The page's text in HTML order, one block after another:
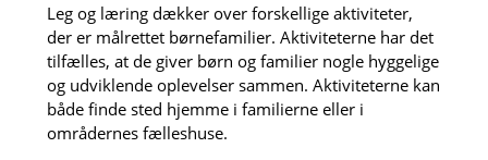
Leg og læring dækker over forskellige aktiviteter,
der er målrettet børnefamilier. Aktiviteterne har det
tilfælles, at de giver børn og familier nogle hyggelige
og udviklende oplevelser sammen. Aktiviteterne kan
både finde sted hjemme i familierne eller i
områdernes fælleshuse.